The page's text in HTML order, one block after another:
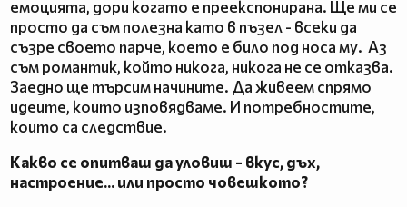
емоцията, дори когато е преекспонирана. Ще ми се
просто да съм полезна като в пъзел - всеки да
съзре своето парче, което е било под носа му. Аз
съм романтик, който никога, никога не се отказва.
Заедно ще търсим начините. Да живеем спрямо
идеите, които изповядваме. И потребностите,
които са следствие.
Какво се опитваш да уловиш - вкус, дъх,
настроение... или просто човешкото?